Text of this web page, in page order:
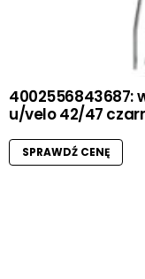
4002556843687:
u/velo 42/47
SPRAWDŹ CENĘ